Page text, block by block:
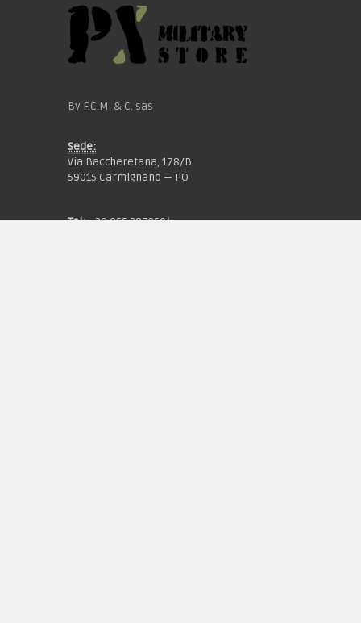
By F.C.M. & C. sas
Sede:
Via Baccheretana, 178/B
59015 Carmignano — PO
Tel:+39 055 3872504